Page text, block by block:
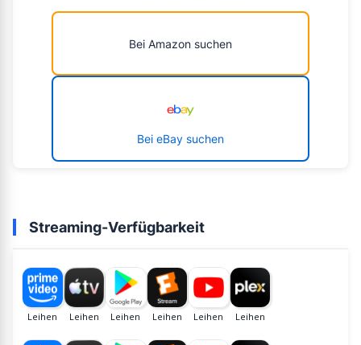
Bei Amazon suchen
Bei eBay suchen
Streaming-Verfügbarkeit